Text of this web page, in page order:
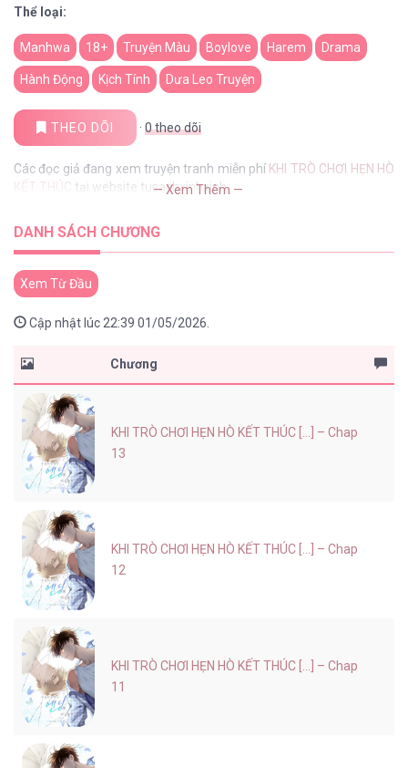
Thể loại:
Manhwa 18+ Truyện Màu Boylove Harem Drama
Hành Động Kịch Tính Dưa Leo Truyện
THEO DÕI · 0theo dõi
Các đọc giả đang xem truyện tranh miễn phí KHI TRÒ CHƠI HẸN HÒ
KẾT THÚC tại website tusachxinhxinh
— Xem Thêm —
DANH SÁCH CHƯƠNG
Xem Từ Đầu
Cập nhật lúc 22:39 01/05/2026.
Chương
KHI TRÒ CHƠI HẸN HÒ KẾT THÚC [...] – Chap
13
KHI TRÒ CHƠI HẸN HÒ KẾT THÚC [...] – Chap
12
KHI TRÒ CHƠI HẸN HÒ KẾT THÚC [...] – Chap
11